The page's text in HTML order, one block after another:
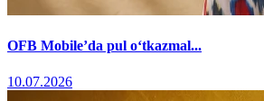
OFB Mobile’da pul o‘tkazmal...
10.07.2026